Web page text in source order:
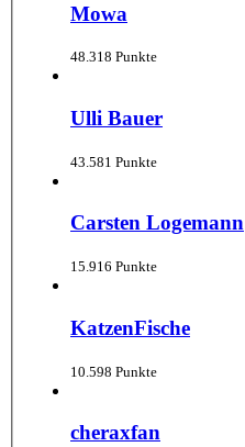
Mowa
48.318 Punkte
Ulli Bauer
43.581 Punkte
Carsten Logemann
15.916 Punkte
KatzenFische
10.598 Punkte
cheraxfan